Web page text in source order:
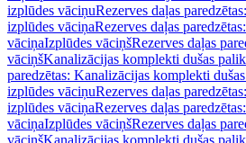
izplūdes vāciņuRezerves daļas
izplūdes vāciņaRezerves daļas
vāciņaIzplūdes vāciņšRezerves daļas
vāciņšKanalizācijas komplekti dušas
paredzētas: Kanalizācijas komplekti
izplūdes vāciņuRezerves daļas
izplūdes vāciņaRezerves daļas
vāciņaIzplūdes vāciņšRezerves daļas
vāciņšKanalizācijas komplekti dušas